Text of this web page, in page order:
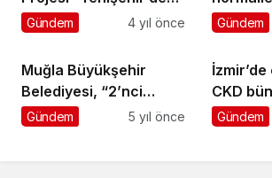
hayata geçiyor
Gündem 4 yıl önce
için
Gündem
Muğla Büyükşehir
Belediyesi, “2’nci
Orman Yangınları
Gündem 5 yıl önce
CKD
buluştu
Gündem